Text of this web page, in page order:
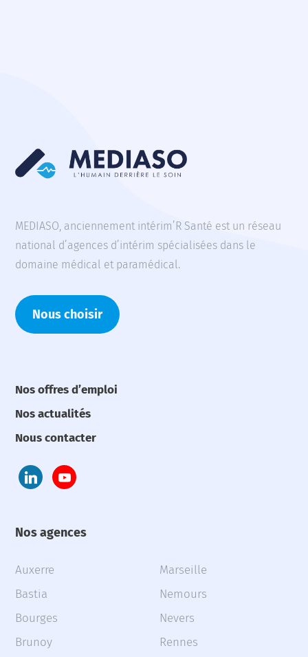
MEDIASO, anciennement intérim’R Santé est un réseau
national d’agences d’intérim spécialisées dans le
domaine médical et paramédical.
Nous choisir
Nos offres d’emploi
Nos actualités
Nous contacter
Nos agences
Auxerre
Bastia
Bourges
Brunoy
Marseille
Nemours
Nevers
Rennes